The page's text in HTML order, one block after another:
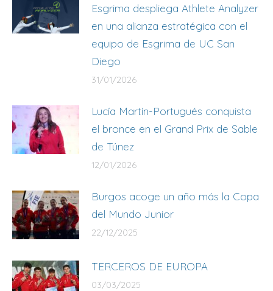
Esgrima despliega Athlete Analyzer
en una alianza estratégica con el
equipo de Esgrima de UC San
Diego
31/01/2026
Lucía Martín-Portugués conquista
el bronce en el Grand Prix de Sable
de Túnez
12/01/2026
Burgos acoge un año más la Copa
del Mundo Junior
22/12/2025
TERCEROS DE EUROPA
03/03/2025